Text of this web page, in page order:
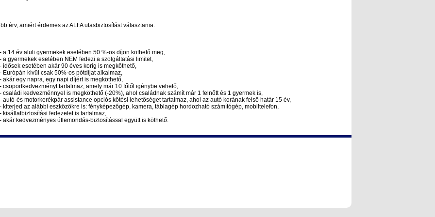
érv, amiért érdemes az ALFA utasbiztosítást választania:
14 év aluli gyermekek esetében 50 %-os díjon köthető meg,
gyermekek esetében NEM fedezi a szolgáltatási limitet,
esetében akár 90 éves korig is megköthető,
kívül csak 50%-os pótdíjat alkalmaz,
egy napra, egy napi díjért is megköthető,
tartalmaz, amely már 10 főtől igénybe vehető,
kedvezménnyel is megköthető (-20%), ahol családnak számít már 1 felnőtt és 1 gyermek is,
és motorkerékpár assistance opciós kötési lehetőséget tartalmaz, ahol az autó korának felső határ 15 év,
az alábbi eszközökre is: fényképezőgép, kamera, táblagép hordozható számítógép, mobiltelefon,
fedezetet is tartalmaz,
kedvezményes útlemondás-biztosítással együtt is köthető.